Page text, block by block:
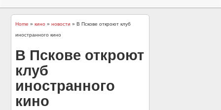
Home »кино »новости » В Пскове откроют клуб
иностранного кино
В Пскове откроют
клуб
иностранного
кино